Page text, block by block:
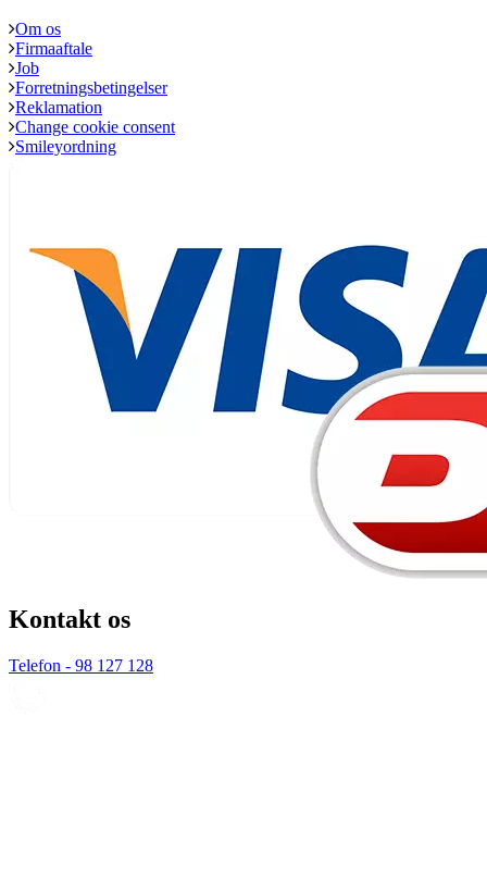
Om os
Firmaaftale
Job
Forretningsbetingelser
Reklamation
Change cookie consent
Smileyordning
Kontakt os
Telefon - 98 127 128